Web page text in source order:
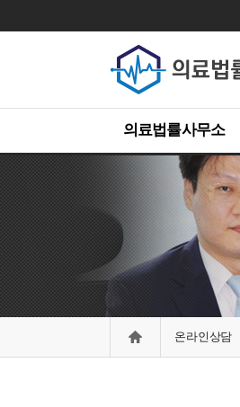
의료법률사무소
온라인상담